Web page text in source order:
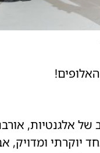
אלגנטיות,
יוקרתי